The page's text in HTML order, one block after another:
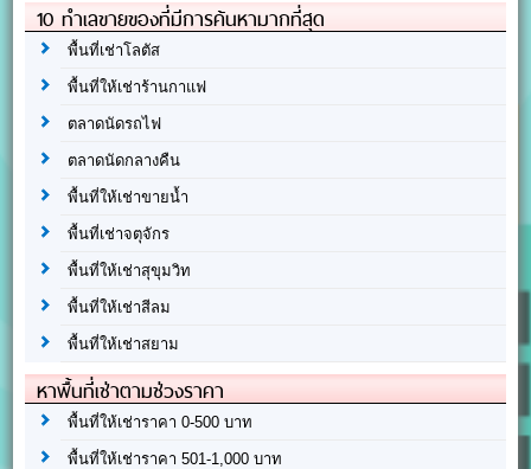
10 ทำเลขายของที่มีการค้นหามากที่สุด
พื้นที่เช่าโลตัส
พื้นที่ให้เช่าร้านกาแฟ
ตลาดนัดรถไฟ
ตลาดนัดกลางคืน
พื้นที่ให้เช่าขายน้ำ
พื้นที่เช่าจตุจักร
พื้นที่ให้เช่าสุขุมวิท
พื้นที่ให้เช่าสีลม
พื้นที่ให้เช่าสยาม
หาพื้นที่เช่าตามช่วงราคา
พื้นที่ให้เช่าราคา 0-500 บาท
พื้นที่ให้เช่าราคา 501-1,000 บาท